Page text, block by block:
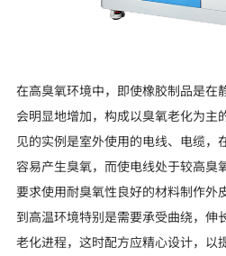
在高臭氧环境中，即使橡胶制品是在
会明显地增加，构成以臭氧老化为主
见的实例是室外使用的电线、电缆，
容易产生臭氧，而使电线处于较高臭
要求使用耐臭氧性良好的材料制作外
到高温环境特别是需要承受曲绕，伸
老化进程，这时配方应精心设计，以